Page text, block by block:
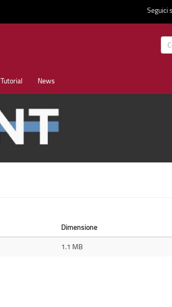
Seguici
Tutorial News
Dimensione
1.1 MB